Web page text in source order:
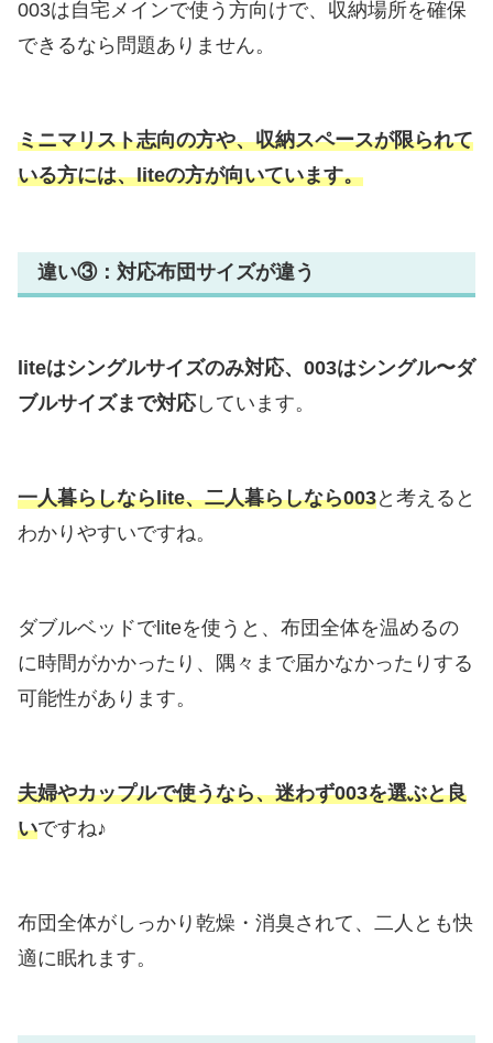
003は自宅メインで使う方向けで、収納場所を確保
できるなら問題ありません。
ミニマリスト志向の方や、収納スペースが限られて
いる方には、liteの方が向いています。
違い③：対応布団サイズが違う
liteはシングルサイズのみ対応、003はシングル〜ダ
ブルサイズまで対応しています。
一人暮らしならlite、二人暮らしなら003と考えると
わかりやすいですね。
ダブルベッドでliteを使うと、布団全体を温めるの
に時間がかかったり、隅々まで届かなかったりする
可能性があります。
夫婦やカップルで使うなら、迷わず003を選ぶと良
いですね♪
布団全体がしっかり乾燥・消臭されて、二人とも快
適に眠れます。